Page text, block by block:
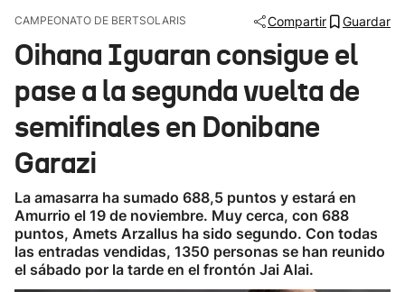
Ikusmiran
Eguraldia
CAMPEONATO DE BERTSOLARIS Compartir Guardar
Oihana Iguaran consigue el
pase a la segunda vuelta de
semifinales en Donibane
Garazi
La amasarra ha sumado 688,5 puntos y estará en
Amurrio el 19 de noviembre. Muy cerca, con 688
puntos, Amets Arzallus ha sido segundo. Con todas
las entradas vendidas, 1350 personas se han reunido
el sábado por la tarde en el frontón Jai Alai.